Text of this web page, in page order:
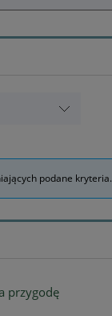
podane kryteria.
przygodę